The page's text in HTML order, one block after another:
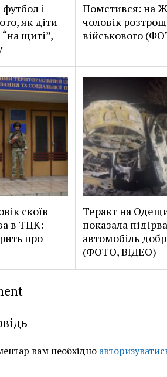
і
як діти
щиті”,
Помстився: на
чоловік
військового
скоїв
в ТЦК:
про
Теракт на
показала
автомобіль
(ФОТО, ВІДЕО)
вам необхідно